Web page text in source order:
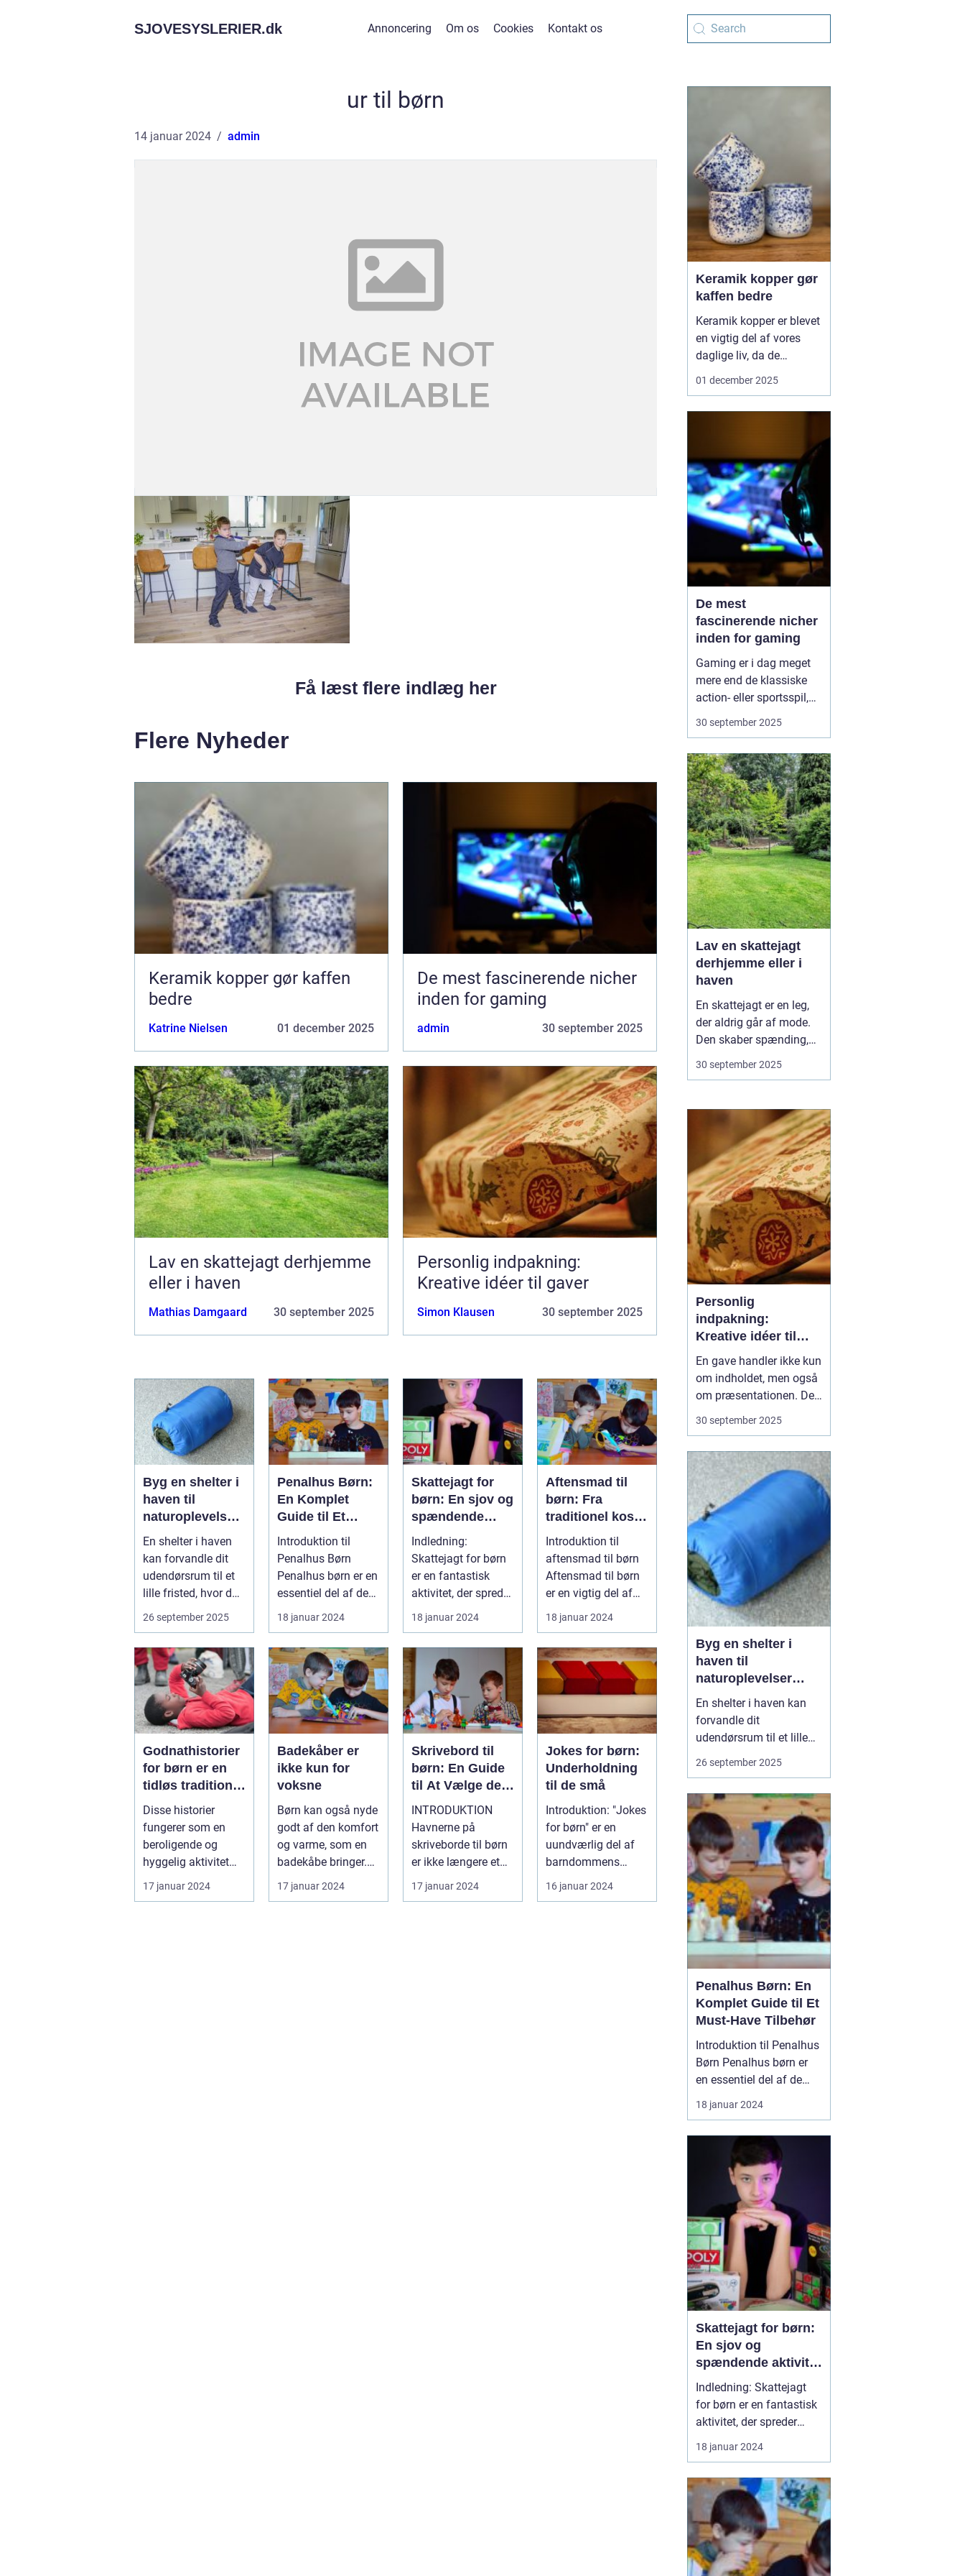
SJOVESYSLERIER.dk Annoncering Om os Cookies Kontakt os
ur til børn
14 januar 2024 admin
Få læst flere indlæg her
Flere Nyheder
Keramik kopper gør kaffen
bedre
Katrine Nielsen 01 december 2025
De mest fascinerende nicher
inden for gaming
admin 30 september 2025
Lav en skattejagt derhjemme
eller i haven
Mathias Damgaard 30 september 2025
Personlig indpakning:
Kreative idéer til gaver
Simon Klausen 30 september 2025
Byg en shelter i
haven til
naturoplevelser
hjemme
En shelter i haven
kan forvandle dit
udendørsrum til et
lille fristed, hvor du
kan nyde natur...
26 september 2025
Penalhus Børn:
En Komplet
Guide til Et
Must-Have
Tilbehør
Introduktion til
Penalhus Børn
Penalhus børn er en
essentiel del af de
fleste børns udstyr,
når det...
18 januar 2024
Skattejagt for
børn: En sjov og
spændende
aktivitet for
både små og
store eventyrere
Indledning:
Skattejagt for børn
er en fantastisk
aktivitet, der spreder
glæde og spænding
blandt de ...
18 januar 2024
Aftensmad til
børn: Fra
traditionel kost
til moderne
tilgange
Introduktion til
aftensmad til børn
Aftensmad til børn
er en vigtig del af
deres daglige
ernæring o...
18 januar 2024
Godnathistorier
for børn er en
tidløs tradition,
der er elsket af
både børn og
forældre over
hele verden
Disse historier
fungerer som en
beroligende og
hyggelig aktivitet
før sengetid og
hjælper børn med
17 januar 2024
Badekåber er
ikke kun for
voksne
Børn kan også nyde
godt af den komfort
og varme, som en
badekåbe bringer.
En badekåbe til
børn er en...
17 januar 2024
Skrivebord til
børn: En Guide
til At Vælge det
Perfekte
Skrivebord
INTRODUKTION
Havnerne på
skriveborde til børn
er ikke længere et
enkelt møbel, der
bare får plads t...
17 januar 2024
Jokes for børn:
Underholdning
til de små
Introduktion: "Jokes
for børn" er en
uundværlig del af
barndommens
glæder. Disse enkle
og sjove vitt...
16 januar 2024
Keramik kopper gør
kaffen bedre
Keramik kopper er blevet
en vigtig del af vores
daglige liv, da de
kombinerer æstetik med
giver disse kopper en
følelse af personlig stil
og kvalitet...
01 december 2025
De mest
fascinerende nicher
inden for gaming
Gaming er i dag meget
mere end de klassiske
action- eller sportsspil,
de fleste kender. Bag de
store titler findes et væld
passionerede
fællesskaber samles om
helt særlige
spiloplevelser. Nicherne
viser,...
30 september 2025
Lav en skattejagt
derhjemme eller i
haven
En skattejagt er en leg,
der aldrig går af mode.
Den skaber spænding,
samarbejde og masser
af grin, uanset om
voksne. Med lidt fantasi
kan du nemt forvandle
dit hjem eller din have til
en magisk legeplads f...
30 september 2025
Personlig
indpakning:
Kreative idéer til
gaver
En gave handler ikke kun
om indholdet, men også
om præsentationen. Den
måde, en gave er pakket
ind på, kan gøre hele
modtagerens oplevelse.
En personlig indpakning
viser omtanke, kreativitet
og kærl...
30 september 2025
Byg en shelter i
haven til
naturoplevelser
hjemme
En shelter i haven kan
forvandle dit
udendørsrum til et lille
fristed, hvor du kan nyde
naturen helt tæt på. Den
overnatninger under
åben himmel, hyggelige
aftener med familien og
en følelse af at v&...
26 september 2025
Penalhus Børn: En
Komplet Guide til Et
Must-Have Tilbehør
Introduktion til Penalhus
Børn Penalhus børn er
en essentiel del af de
fleste børns udstyr, når
det kommer til
aktiviteter. Dette
praktiske tilbehør
hjælper børn med at
opbevare og organisere
deres skriveredskaber, så
de altid ...
18 januar 2024
Skattejagt for børn:
En sjov og
spændende aktivitet
for både små og
store eventyrere
Indledning: Skattejagt
for børn er en fantastisk
aktivitet, der spreder
glæde og spænding
blandt de yngste
er en legefuld og
interaktiv måde at
engagere børnene på,
hvor de bliver
introduceret til
18 januar 2024